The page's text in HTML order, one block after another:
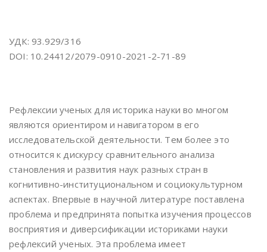
УДК: 93.929/316
DOI: 10.24412/2079-0910-2021-2-71-89
Рефлексии ученых для историка науки во многом
являются ориентиром и навигатором в его
исследовательской деятельности. Тем более это
относится к дискурсу сравнительного анализа
становления и развития наук разных стран в
когнитивно-институциональном и социокультурном
аспектах. Впервые в научной литературе поставлена
проблема и предпринята попытка изучения процессов
восприятия и диверсификации историками науки
рефлексий ученых. Эта проблема имеет